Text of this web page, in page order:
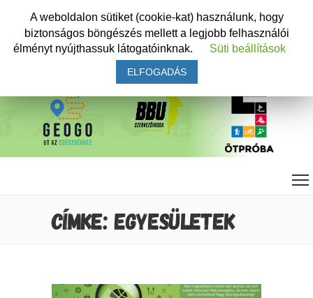
CÍMKE: EGYESÜLETEK
A weboldalon sütiket (cookie-kat) használunk, hogy
biztonságos böngészés mellett a legjobb felhasználói
élményt nyújthassuk látogatóinknak.
Süti beállítások
ELFOGADÁS